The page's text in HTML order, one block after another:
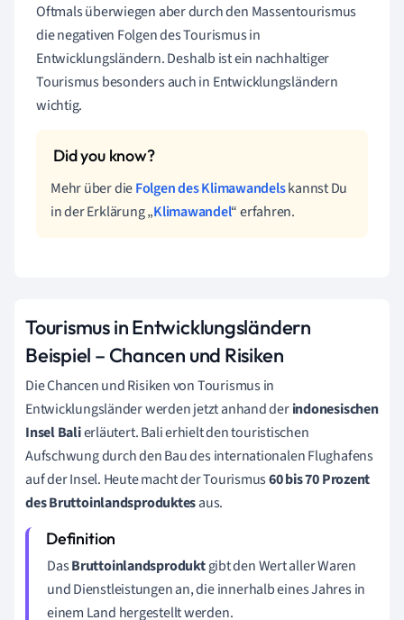
Oftmals überwiegen aber durch den Massentourismus
die negativen Folgen des Tourismus in
Entwicklungsländern.Deshalb ist ein nachhaltiger
Tourismus besonders auch in Entwicklungsländern
wichtig.
Mehr über dieFolgen des Klimawandelskannst Du
in der Erklärung „Klimawandel“ erfahren.
Tourismus in Entwicklungsländern
Beispiel – Chancen und Risiken
Die Chancen und Risiken von Tourismus in
Entwicklungsländer werden jetzt anhand derindonesischen
Insel Balierläutert. Bali erhielt den touristischen
Aufschwung durch den Bau des internationalen Flughafens
auf der Insel. Heute macht der Tourismus60 bis 70 Prozent
des Bruttoinlandsproduktesaus.
DasBruttoinlandsproduktgibt den Wert aller Waren
und Dienstleistungen an, die innerhalb eines Jahres in
einem Land hergestellt werden.